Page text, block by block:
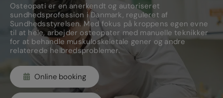
Osteopati er en anerkendt og autoriseret
sundhedsprofession i Danmark, reguleret af
Sundhedsstyrelsen. Med fokus på kroppens egen evne
til at hele, arbejder osteopater med manuelle teknikker
for at behandle muskuloskeletale gener og andre
relaterede helbredsproblemer.
Online booking